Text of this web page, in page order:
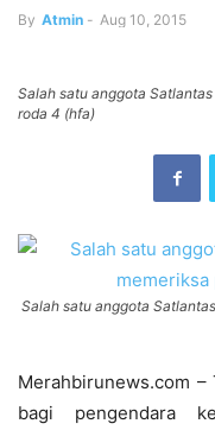
By Atmin - Aug 10, 2015
Salah satu anggota
roda 4 (hfa)
Salah satu anggota
Merahbirunews.com –
bagi pengendara